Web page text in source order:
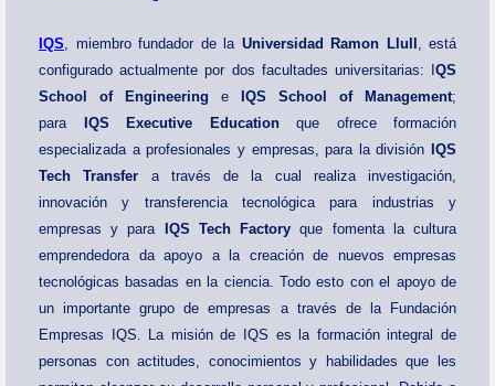
IQS, miembro fundador de la Universidad Ramon Llull , está
configurado actualmente por dos facultades universitarias: I QS
School of Engineering e IQS School of Management;
para
IQS Executive Educationque ofrece formación
especializada a profesionales y empresas, para la división
IQS
Tech Transfer a través de la cual realiza investigación,
innovación y transferencia tecnológica para industrias y
empresas y para
IQS Tech Factory que fomenta la cultura
emprendedora da apoyo a la creación de nuevos empresas
tecnológicas basadas en la ciencia. Todo esto con el apoyo de
un importante grupo de empresas a través de la Fundación
Empresas IQS. La misión de IQS es la formación integral de
personas con actitudes, conocimientos y habilidades que les